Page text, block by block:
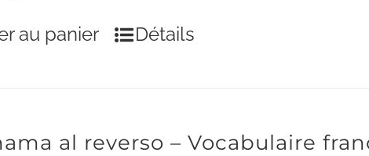
au panier Détails
al reverso – Vocabulaire